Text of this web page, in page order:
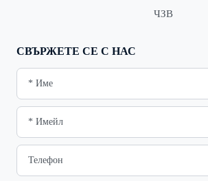
ЧЗВ
СВЪРЖЕТЕ СЕ С НАС